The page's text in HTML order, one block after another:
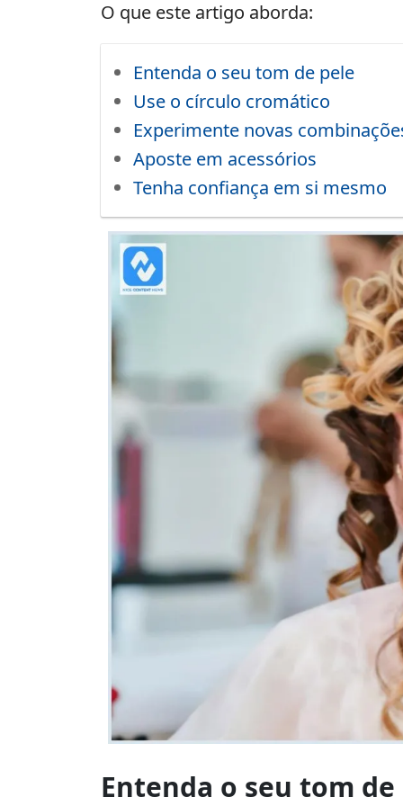
O que este artigo aborda:
Entenda o seu tom de pele
Use o círculo cromático
Experimente novas
Aposte em acessórios
Tenha confiança em si mesmo
de
colorimetria
Entenda o seu tom de